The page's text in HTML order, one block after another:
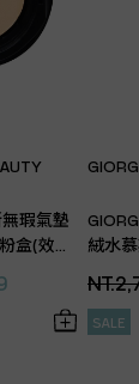
瑕氣墊
盒(效期
絨水
SALE